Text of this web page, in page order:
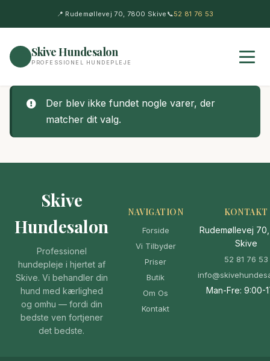
📍 Rudemøllevej 70, 7800 Skive 📞52 81 76 53
Skive Hundesalon
PROFESSIONEL HUNDEPLEJE
Der blev ikke fundet nogle varer, der
matcher dit valg.
Skive
Hundesalon
Professionel
hundepleje i hjertet af
Skive. Vi behandler din
hund med kærlighed
og omhu — fordi din
bedste ven fortjener
det bedste.
NAVIGATION
Forside
Vi Tilbyder
Priser
Butik
Om Os
Kontakt
KONTAKT
Rudemøllevej
Skive
52 81 76 53
Man-Fre: 9:00-